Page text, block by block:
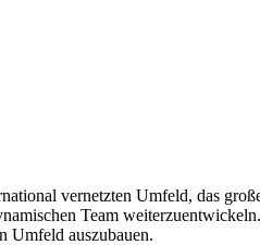
vernetzten Umfeld, das
Team
Umfeld auszubauen.